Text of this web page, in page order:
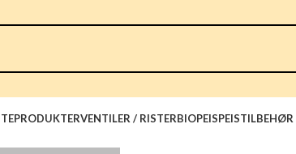
VENTILER / RISTERBIOPEISPEISTILBEHØR